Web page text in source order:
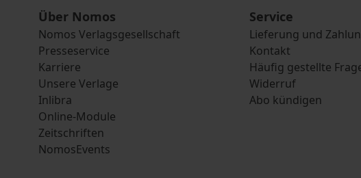
Über Nomos
Nomos Verlagsgesellschaft
Presseservice
Karriere
Unsere Verlage
Inlibra
Online-Module
Zeitschriften
NomosEvents
Service
Lieferung und
Kontakt
Häufig gestellte
Widerruf
Abo kündigen